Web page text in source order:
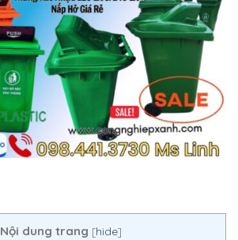
Nội dung trang [hide]